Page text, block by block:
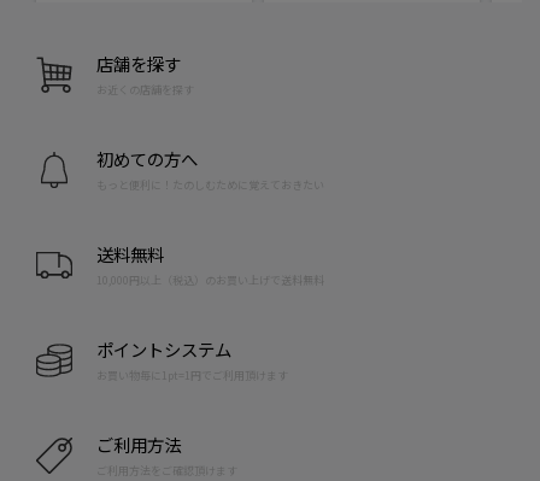
店舗を探す
お近くの店舗を探す
初めての方へ
もっと便利に！たのしむために覚えておきたい
送料無料
10,000円以上（税込）のお買い上げで送料無料
ポイントシステム
お買い物毎に1pt=1円でご利用頂けます
ご利用方法
ご利用方法をご確認頂けます